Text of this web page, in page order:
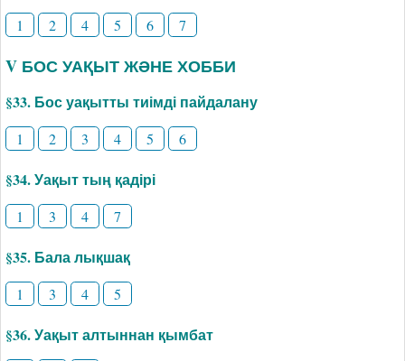
1 2 4 5 6 7
V БОС УАҚЫТ ЖӘНЕ ХОББИ
§33. Бос уақытты тиімді пайдалану
1 2 3 4 5 6
§34. Уақыт тың қадірі
1 3 4 7
§35. Бала лықшақ
1 3 4 5
§36. Уақыт алтыннан қымбат